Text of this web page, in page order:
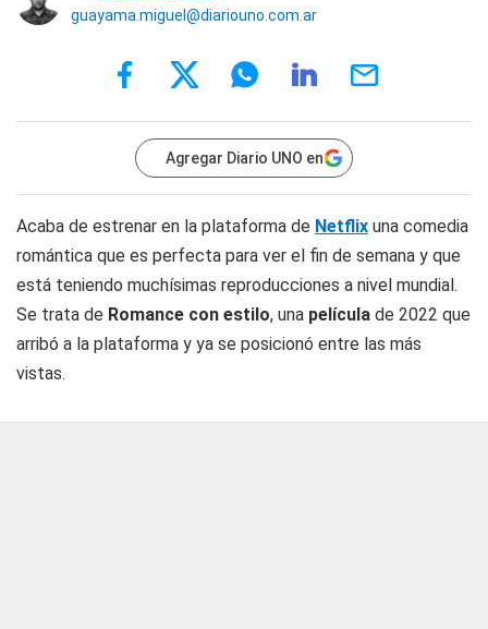
guayama.miguel@diariouno.com.ar
Agregar Diario UNO en
Acaba de estrenar en la plataforma de Netflix una comedia
romántica que es perfecta para ver el fin de semana y que
está teniendo muchísimas reproducciones a nivel mundial.
Se trata de Romance con estilo, una película de 2022 que
arribó a la plataforma y ya se posicionó entre las más
vistas.